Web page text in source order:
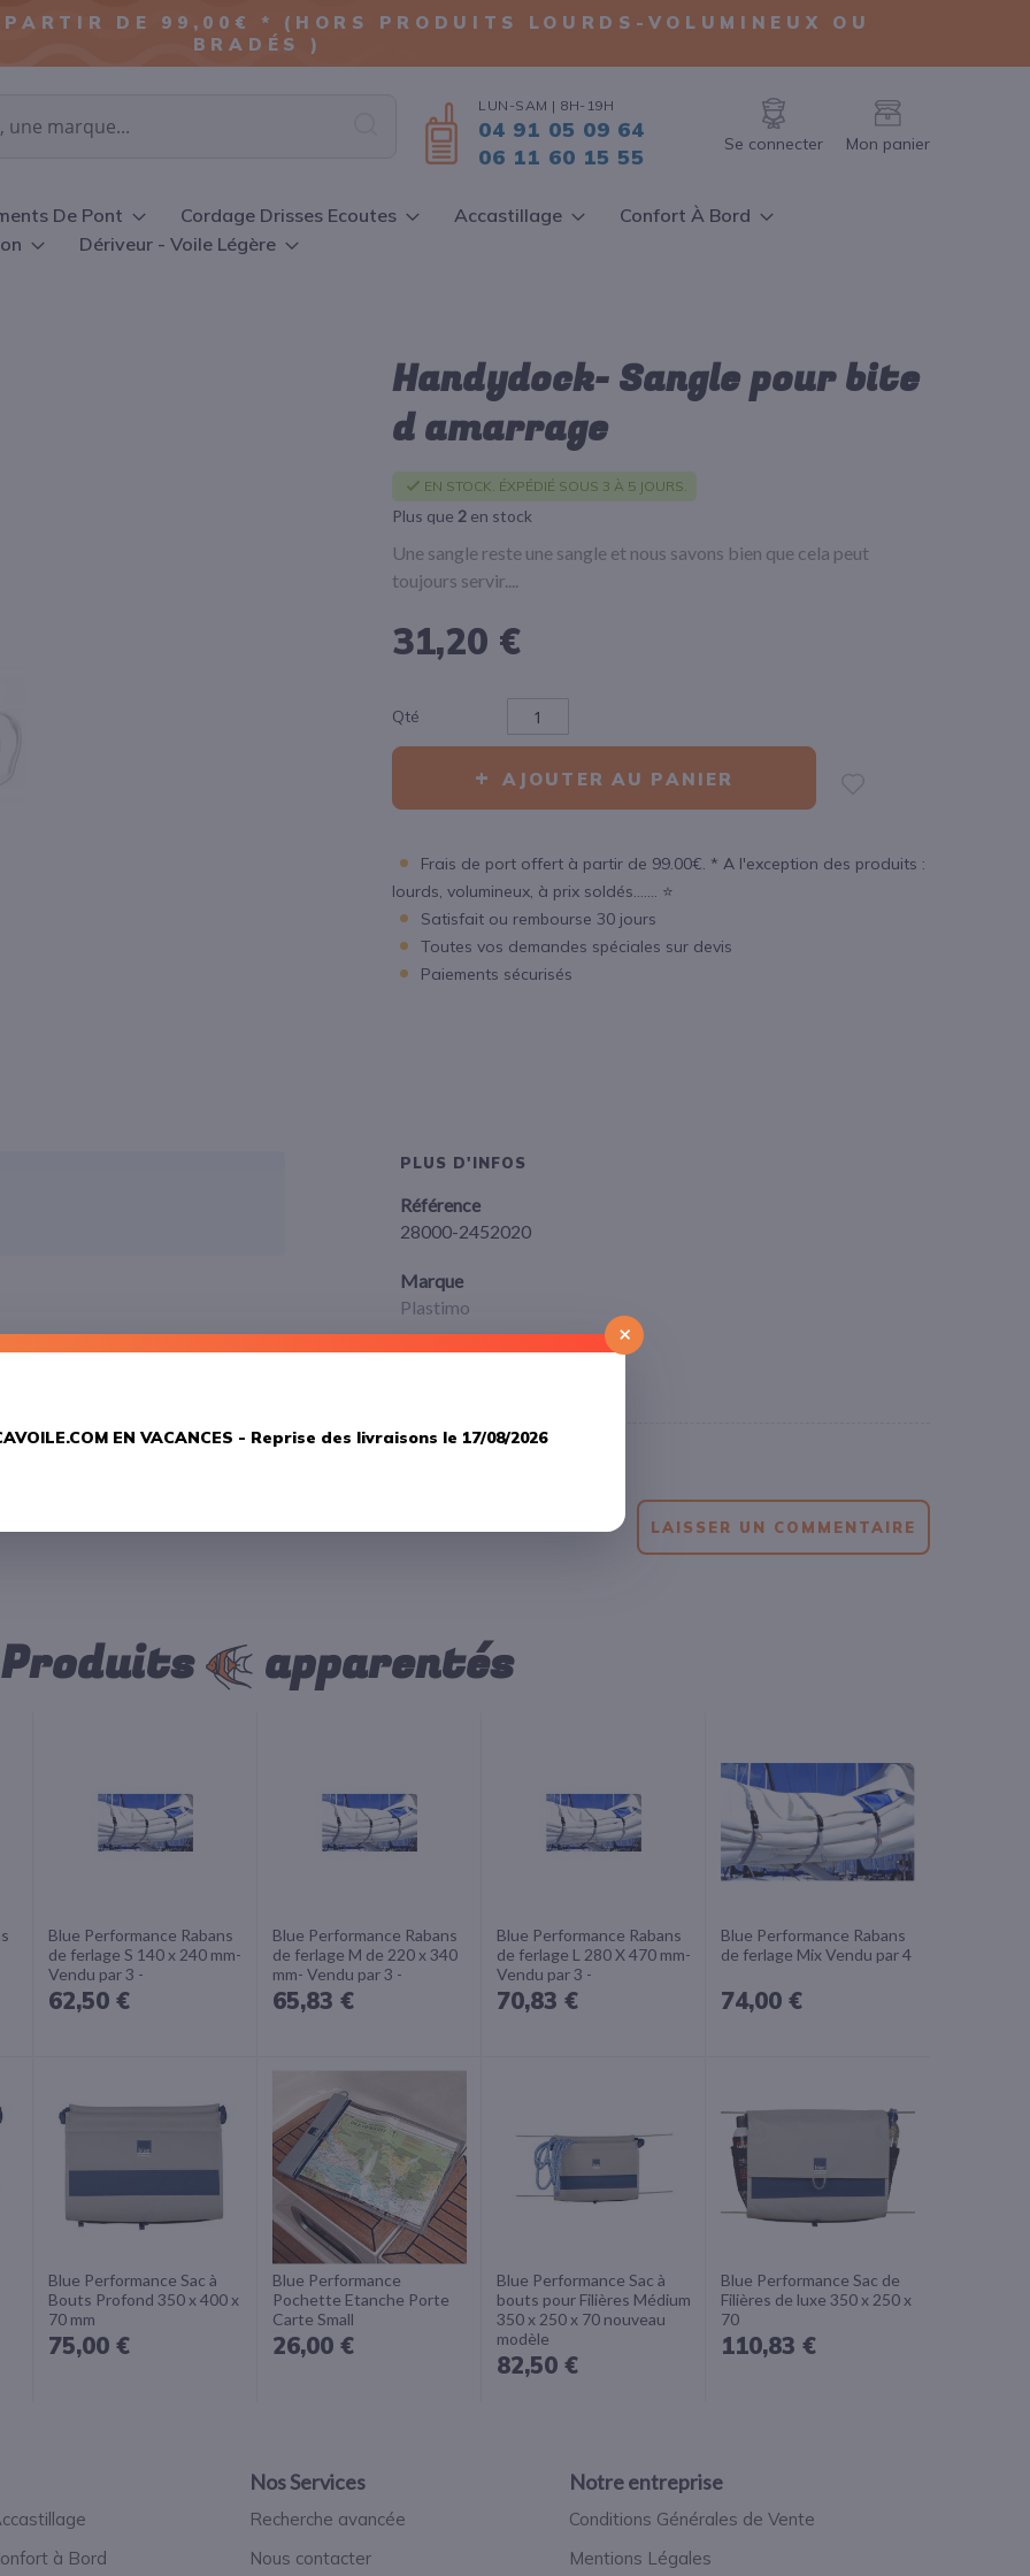
ALLER
AU
CONTENU
DE 99,00€ * (HORS PRODUITS LOURDS-VOLUMINEUX OU
BRADÉS )
Chercher
LUN-SAM | 8H-19H
04 91 05 09 64
06 11 60 15 55
Se connecter Mon panier
De Pont Cordage Drisses Ecoutes Accastillage
Confort À Bord
Dériveur - Voile Légère
Handydock- Sangle pour bite
d amarrage
EN STOCK. ÉXPÉDIÉ SOUS 3 À 5 JOURS.
Plus que 2 en stock
Une sangle reste une sangle et nous savons bien que cela peut
toujours servir....
31,20 €
Qté
AJOUTER AU PANIER
Frais de port offert à partir de 99.00€. * A l'exception des produits :
lourds, volumineux, à prix soldés....... ⭐
Satisfait ou rembourse 30 jours
Toutes vos demandes spéciales sur devis
Paiements sécurisés
PLUS D'INFOS
Référence
28000-2452020
Marque
Plastimo
LAISSER UN COMMENTAIRE
Produits apparentés
Blue Performance Rabans
de ferlage S 140 x 240 mm-
Vendu par 3 -
62,50 €
Blue Performance Rabans
de ferlage M de 220 x 340
mm- Vendu par 3 -
65,83 €
Blue Performance Rabans
de ferlage L 280 X 470 mm-
Vendu par 3 -
70,83 €
Blue Performance Rabans
de ferlage Mix Vendu par 4
74,00 €
Blue Performance Sac à
Bouts Profond 350 x 400 x
70 mm
75,00 €
Blue Performance
Pochette Etanche Porte
Carte Small
26,00 €
Blue Performance Sac à
bouts pour Filières Médium
350 x 250 x 70 nouveau
modèle
82,50 €
Blue Performance Sac de
Filières de luxe 350 x 250 x
70
110,83 €
Nos Services
Recherche avancée
Nous contacter
Notre entreprise
Conditions Générales de Vente
Mentions Légales
à Bord
×
EN VACANCES - Reprise des livraisons le 17/08/2026